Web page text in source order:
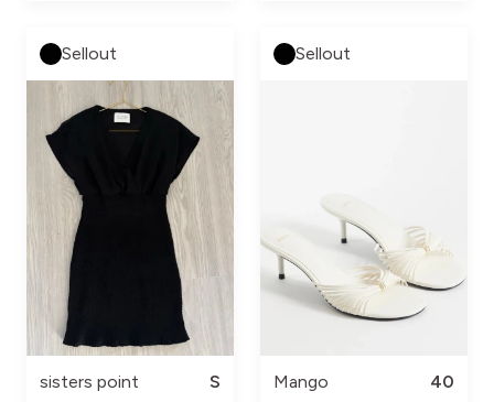
Sellout
sisters point
S
Sellout
Mango
40